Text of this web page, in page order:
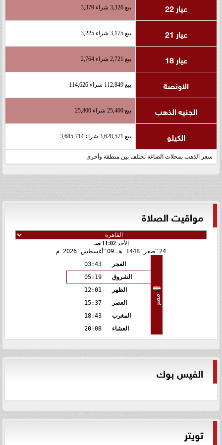
عيار 22 بيع 3,326 شراء 3,379
عيار 21 بيع 3,175 شراء 3,225
عيار 18 بيع 2,721 شراء 2,764
الاونصة بيع 112,849 شراء 114,626
الجنيه الذهب بيع 25,400 شراء 25,800
الكيلو بيع 3,628,571 شراء 3,685,714
سعر الذهب بمحلات الصاغة تختلف بين منطقة وأخرى
مواقيت الصلاة
الأحد11:02 صـ
24
صفر 1448 هـ 09 أغسطس 2026 م
مصر
الفجر
03:43
الشروق
05:19
الظهر
12:01
العصر
15:37
المغرب
18:43
العشاء
20:08
الفيس بوك
تويتر